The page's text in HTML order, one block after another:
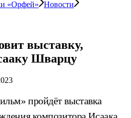
«Орфей» Новости
выставку,
Шварцу
пройдёт выставка